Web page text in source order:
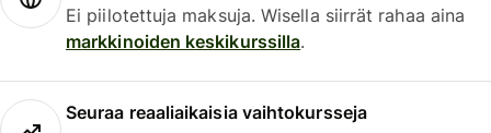
Ei piilotettuja maksuja. Wisella siirrät rahaa aina
markkinoiden keskikurssilla.
Seuraa reaaliaikaisia vaihtokursseja